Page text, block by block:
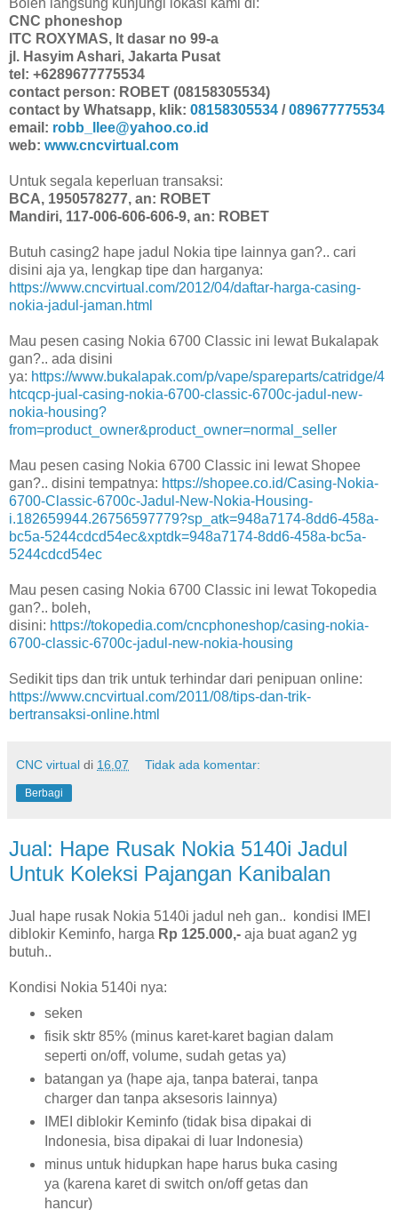
Boleh langsung kunjungi lokasi kami di:
CNC phoneshop
ITC ROXYMAS, lt dasar no 99-a
jl. Hasyim Ashari, Jakarta Pusat
tel: +6289677775534
contact person: ROBET (08158305534)
contact by Whatsapp, klik: 08158305534 /089677775534
email: robb_llee@yahoo.co.id
web: www.cncvirtual.com
Untuk segala keperluan transaksi:
BCA, 1950578277, an: ROBET
Mandiri, 117-006-606-606-9, an: ROBET
Butuh casing2 hape jadul Nokia tipe lainnya gan?.. cari
disini aja ya, lengkap tipe dan harganya:
https://www.cncvirtual.com/2012/04/daftar-harga-casing-
nokia-jadul-jaman.html
Mau pesen casing Nokia 6700 Classic ini lewat Bukalapak
gan?.. ada disini
ya: https://www.bukalapak.com/p/vape/spareparts/catridge/4
htcqcp-jual-casing-nokia-6700-classic-6700c-jadul-new-
nokia-housing?
from=product_owner&product_owner=normal_seller
Mau pesen casing Nokia 6700 Classic ini lewat Shopee
gan?.. disini tempatnya: https://shopee.co.id/Casing-Nokia-
6700-Classic-6700c-Jadul-New-Nokia-Housing-
i.182659944.26756597779?sp_atk=948a7174-8dd6-458a-
bc5a-5244cdcd54ec&xptdk=948a7174-8dd6-458a-bc5a-
5244cdcd54ec
Mau pesen casing Nokia 6700 Classic ini lewat Tokopedia
gan?.. boleh,
disini: https://tokopedia.com/cncphoneshop/casing-nokia-
6700-classic-6700c-jadul-new-nokia-housing
Sedikit tips dan trik untuk terhindar dari penipuan online:
https://www.cncvirtual.com/2011/08/tips-dan-trik-
bertransaksi-online.html
CNC virtual di 16.07 Tidak ada komentar:
Berbagi
Jual: Hape Rusak Nokia 5140i Jadul
Untuk Koleksi Pajangan Kanibalan
Jual hape rusak Nokia 5140i jadul neh gan.. kondisi IMEI
diblokir Keminfo, harga Rp 125.000,- aja buat agan2 yg
butuh..
Kondisi Nokia 5140i nya:
seken
fisik sktr 85% (minus karet-karet bagian dalam
seperti on/off, volume, sudah getas ya)
batangan ya (hape aja, tanpa baterai, tanpa
charger dan tanpa aksesoris lainnya)
IMEI diblokir Keminfo (tidak bisa dipakai di
Indonesia, bisa dipakai di luar Indonesia)
minus untuk hidupkan hape harus buka casing
ya (karena karet di switch on/off getas dan
hancur)